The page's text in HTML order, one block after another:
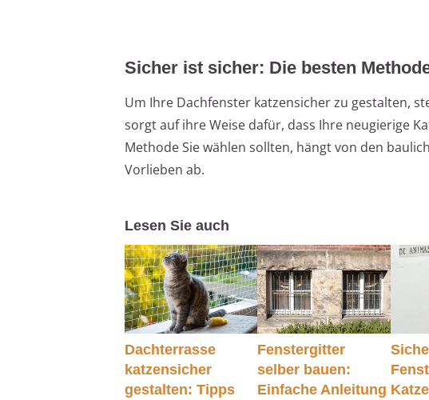
Sicher ist sicher: Die besten
Um Ihre Dachfenster katzensicher zu gestalten,
sorgt auf ihre Weise dafür, dass Ihre neugierige
Methode Sie wählen sollten, hängt von den
Vorlieben ab.
Lesen Sie auch
Dachterrasse
katzensicher
gestalten: Tipps
Fenstergitter
selber bauen:
Einfache Anleitung